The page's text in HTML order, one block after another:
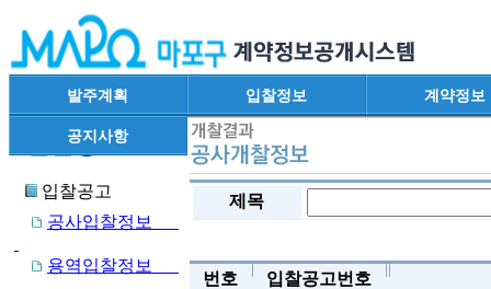
발주계획 입찰정보 계약정보
공지사항
입찰공고
공사입찰정보
용역입찰정보
제목
번호 입찰공고번호